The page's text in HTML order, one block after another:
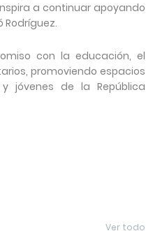
a continuar apoyando
Rodríguez.
con la educación, el
promoviendo espacios
jóvenes de la República
Ver todo